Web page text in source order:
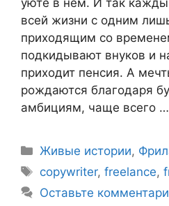
уюте в нем. И так
всей жизни с одним
приходящим со
подкидывают внуков и
приходит пенсия. А
рождаются благодаря
амбициям, чаще всего …
Живые истории,
copywriter,freelance,
Оставьте